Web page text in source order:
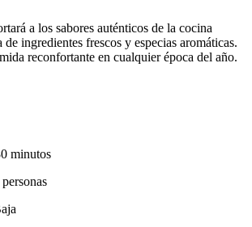
a los sabores auténticos de la cocina
ingredientes frescos y especias aromáticas.
reconfortante en cualquier época del año.
minutos